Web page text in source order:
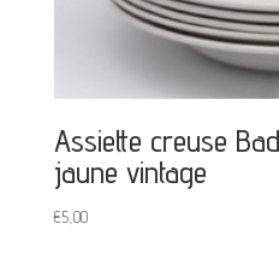
Assiette creuse
jaune vintage
€5,00